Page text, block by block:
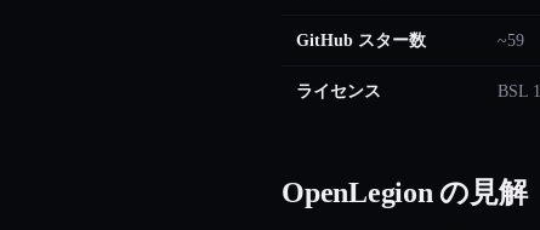
GitHub スター数 ~59
ライセンス BSL
OpenLegion の見解